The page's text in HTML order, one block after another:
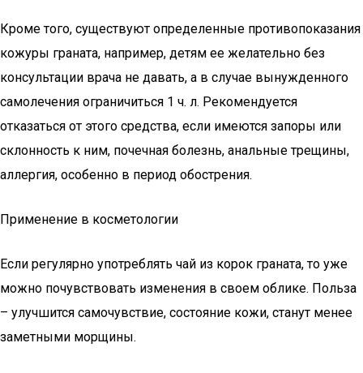
Кроме того, существуют определенные противопоказания
кожуры граната, например, детям ее желательно без
консультации врача не давать, а в случае вынужденного
самолечения ограничиться 1 ч. л. Рекомендуется
отказаться от этого средства, если имеются запоры или
склонность к ним, почечная болезнь, анальные трещины,
аллергия, особенно в период обострения.
Применение в косметологии
Если регулярно употреблять чай из корок граната, то уже
можно почувствовать изменения в своем облике. Польза
– улучшится самочувствие, состояние кожи, станут менее
заметными морщины.